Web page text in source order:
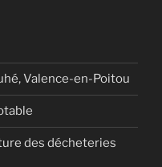
Valence-en-Poitou
des décheteries